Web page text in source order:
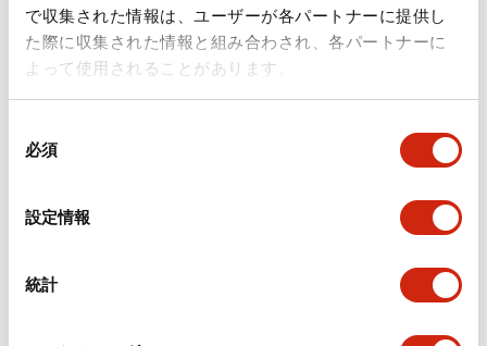
で収集された情報は、ユーザーが各パートナーに提供し
た際に収集された情報と組み合わされ、各パートナーに
よって使用されることがあります。
必須
設定情報
統計
形状仕様
電気的仕様(照光部定格)
環境仕様